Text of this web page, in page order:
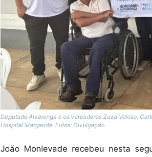
Deputado Alvarenga e os vereadores Zuza Veloso,
Hospital Margarida. Fotos: Divulgação
João Monlevade recebeu nesta